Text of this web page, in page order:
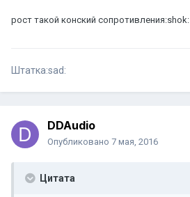
рост такой конский сопротивления:shok:
Штатка:sad:
DDAudio
Опубликовано 7 мая, 2016
Цитата